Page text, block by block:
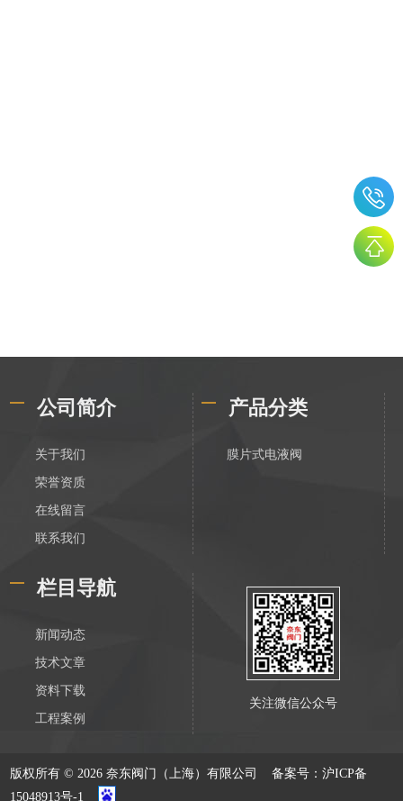
公司简介
关于我们
荣誉资质
在线留言
联系我们
产品分类
膜片式电液阀
栏目导航
新闻动态
技术文章
资料下载
工程案例
关注微信公众号
版权所有 © 2026 奈东阀门（上海）有限公司备案号：沪ICP备
15048913号-1